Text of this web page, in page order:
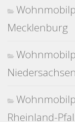
Mecklenburg
Niedersachsen
Rheinland-